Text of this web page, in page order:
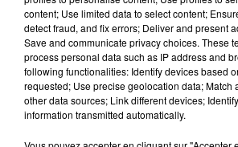
content; Use limited data to select content;
detect fraud, and fix errors; Deliver and present
Save and communicate privacy choices. These
process personal data such as IP address and
following functionalities: Identify devices based
requested; Use precise geolocation data; Match
other data sources; Link different devices;
information transmitted automatically.